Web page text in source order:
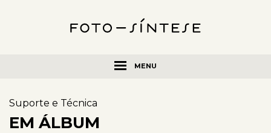
MENU
Suporte e Técnica
EM ÁLBUM